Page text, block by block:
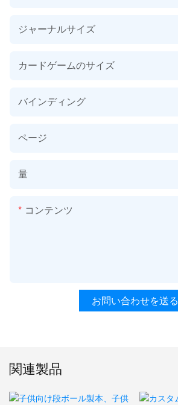
ジャーナルサイズ
カードゲームのサイズ
バインディング
ページ
量
コンテンツ
お問い合わせを送る
関連製品